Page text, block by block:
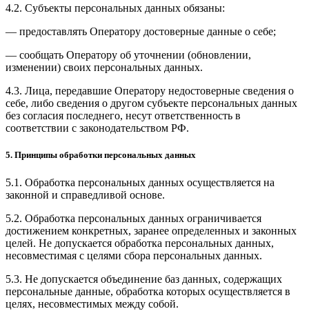
4.2. Субъекты персональных данных обязаны:
— предоставлять Оператору достоверные данные о себе;
— сообщать Оператору об уточнении (обновлении,
изменении) своих персональных данных.
4.3. Лица, передавшие Оператору недостоверные сведения о
себе, либо сведения о другом субъекте персональных данных
без согласия последнего, несут ответственность в
соответствии с законодательством РФ.
5. Принципы обработки персональных данных
5.1. Обработка персональных данных осуществляется на
законной и справедливой основе.
5.2. Обработка персональных данных ограничивается
достижением конкретных, заранее определенных и законных
целей. Не допускается обработка персональных данных,
несовместимая с целями сбора персональных данных.
5.3. Не допускается объединение баз данных, содержащих
персональные данные, обработка которых осуществляется в
целях, несовместимых между собой.